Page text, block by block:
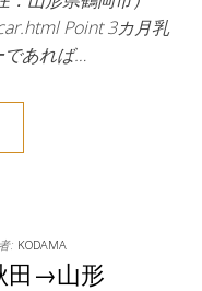
Point 3カ月乳
であれば…
: KODAMA
田→山形